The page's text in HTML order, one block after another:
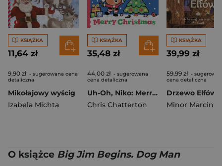
KSIĄŻKA
11,64 zł
9,90 zł - sugerowana cena
detaliczna
Mikołajowy wyścig
Izabela Michta
KSIĄŻKA
35,48 zł
44,00 zł - sugerowana
cena detaliczna
Uh-Oh, Niko: Merry Christmas
Chris Chatterton
KSIĄŻKA
39,99 zł
59,99 zł -
cena detaliczna
Minor Marcin
O książce Big Jim Begins. Dog Man